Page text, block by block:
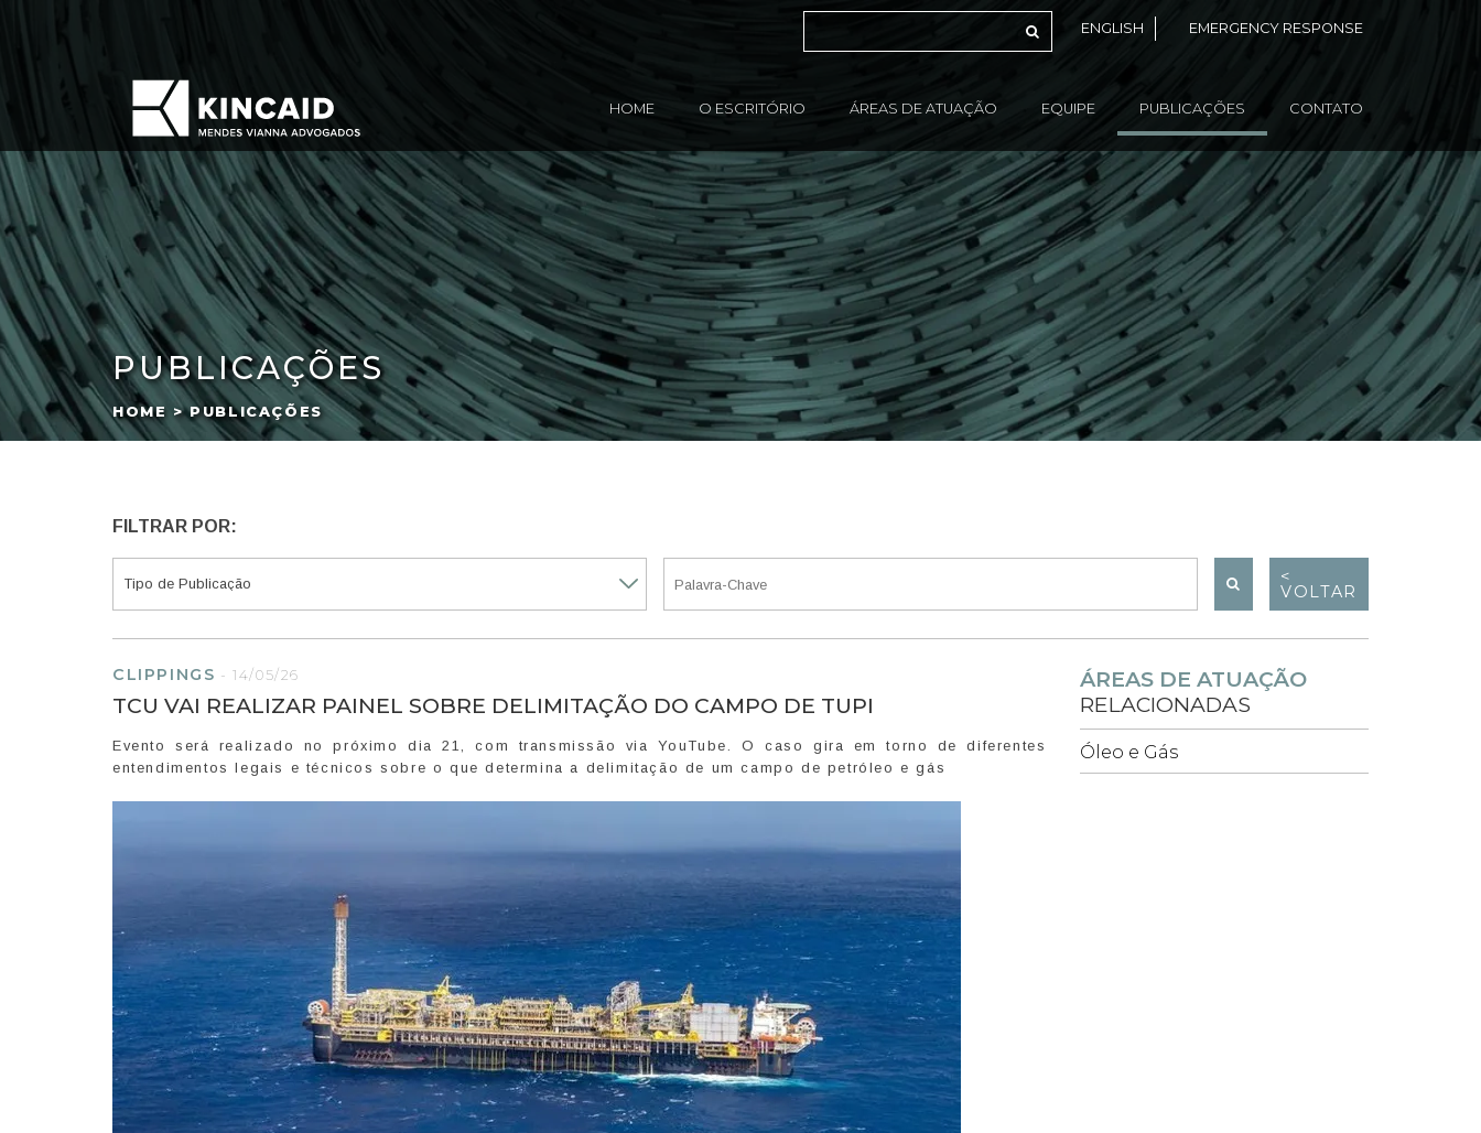
ENGLISH EMERGENCY RESPONSE
HOME O ESCRITÓRIO ÁREAS DE ATUAÇÃO EQUIPE PUBLICAÇÕES CONTATO
PUBLICAÇÕES
HOME > PUBLICAÇÕES
FILTRAR POR:
<
VOLTAR
CLIPPINGS -14/05/26
TCU VAI REALIZAR PAINEL SOBRE DELIMITAÇÃO DO CAMPO DE TUPI
Evento será realizado no próximo dia 21, com transmissão via YouTube. O caso gira em torno de diferentes
entendimentos legais e técnicos sobre o que determina a delimitação de um campo de petróleo e gás
ÁREAS DE ATUAÇÃO
RELACIONADAS
Óleo e Gás